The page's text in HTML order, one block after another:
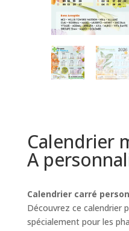
Calendrier
A
Calendrier carré
Découvrez ce calendrier
spécialement pour les